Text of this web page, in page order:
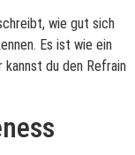
wie gut sich
Es ist wie ein
du den Refrain